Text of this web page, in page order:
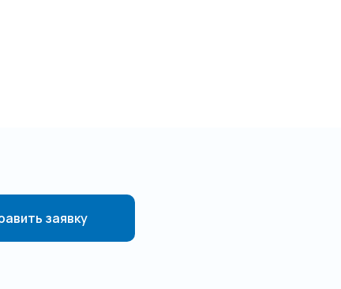
заявку